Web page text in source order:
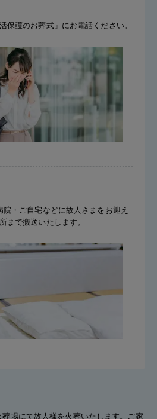
保護のお葬式」にお電話ください。
院・ご自宅などに故人さまをお迎え
まで搬送いたします。
場にて故人様を火葬いたします。ご家